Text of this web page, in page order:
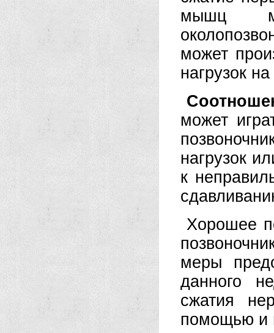
мышц
может
нагрузок
может
нагрузок
к
Хорошее
меры
данного
сжатия
помощью и